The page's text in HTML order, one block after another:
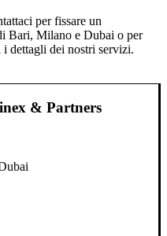
per fissare un
Bari, Milano e Dubai o per
dettagli dei nostri servizi.
& Partners